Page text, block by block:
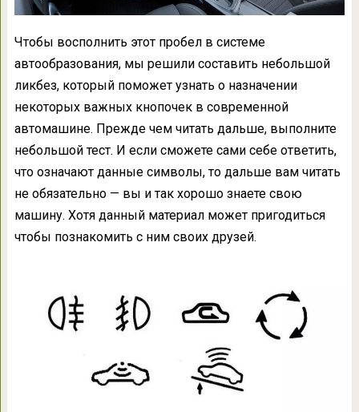
Чтобы восполнить этот пробел в системе
автообразования, мы решили составить небольшой
ликбез, который поможет узнать о назначении
некоторых важных кнопочек в современной
автомашине. Прежде чем читать дальше, выполните
небольшой тест. И если сможете сами себе ответить,
что означают данные символы, то дальше вам читать
не обязательно — вы и так хорошо знаете свою
машину. Хотя данный материал может пригодиться
чтобы познакомить с ним своих друзей.